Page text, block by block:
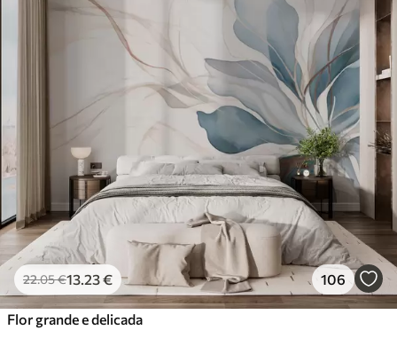
22.05€13 .23€ 106
Flor grande e delicada